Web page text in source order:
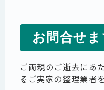
お問合せ
ご両親のご逝去にあ
るご実家の整理業者